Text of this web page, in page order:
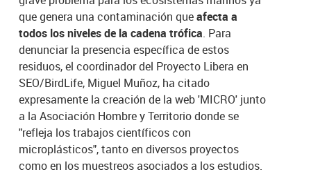
que genera una contaminación queafecta a
todos los niveles de la cadena trófica. Para
denunciar la presencia específica de estos
residuos, el coordinador del Proyecto Libera en
SEO/BirdLife, Miguel Muñoz, ha citado
expresamente la creación de la web 'MICRO' junto
a la Asociación Hombre y Territorio donde se
"refleja los trabajos científicos con
microplásticos", tanto en diversos proyectos
como en los muestreos asociados a los estudios.